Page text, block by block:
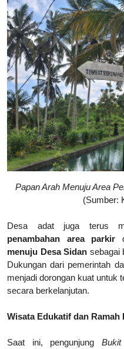
Papan Arah Menuju Area
(Sumber:
Desa adat juga terus
penambahan area parkir
menuju Desa Sidan sebagai
Dukungan dari pemerintah
menjadi dorongan kuat untuk
secara berkelanjutan.
Wisata Edukatif dan Ramah
Saat ini, pengunjung